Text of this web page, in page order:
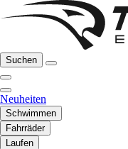
Suchen
Neuheiten
Schwimmen
Fahrräder
Laufen